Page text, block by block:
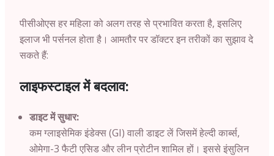
पीसीओएस हर महिला को अलग तरह से प्रभावित करता है, इसलिए
इलाज भी पर्सनल होता है। आमतौर पर डॉक्टर इन तरीकों का सुझाव दे
सकते हैं:
लाइफस्टाइल में बदलाव:
डाइट में सुधार:
कम ग्लाइसेमिक इंडेक्स (GI) वाली डाइट लें जिसमें हेल्दी कार्ब्स,
ओमेगा-3 फैटी एसिड और लीन प्रोटीन शामिल हों। इससे इंसुलिन